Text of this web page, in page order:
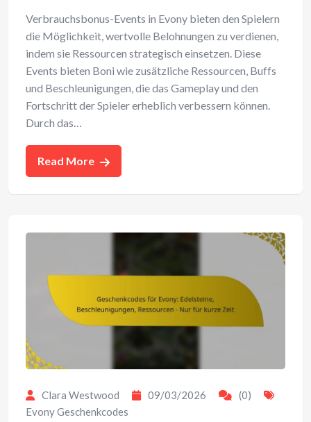
Verbrauchsbonus-Events in Evony bieten den Spielern
die Möglichkeit, wertvolle Belohnungen zu verdienen,
indem sie Ressourcen strategisch einsetzen. Diese
Events bieten Boni wie zusätzliche Ressourcen, Buffs
und Beschleunigungen, die das Gameplay und den
Fortschritt der Spieler erheblich verbessern können.
Durch das…
Read More
Clara Westwood 09/03/2026
(0)
Evony Geschenkcodes